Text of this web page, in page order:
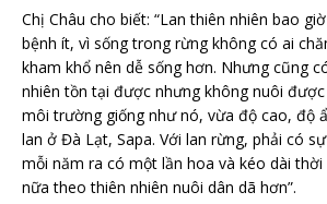
Chị Châu cho biết: “Lan thiên nhiên bao
bệnh ít, vì sống trong rừng không có ai
kham khổ nên dễ sống hơn. Nhưng cũng
nhiên tồn tại được nhưng không nuôi
môi trường giống như nó, vừa độ cao, độ
lan ở Đà Lạt, Sapa. Với lan rừng, phải có
mỗi năm ra có một lần hoa và kéo dài
nữa theo thiên nhiên nuôi dân dã hơn”.